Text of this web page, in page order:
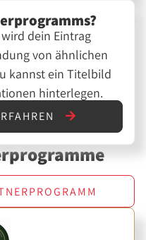
dein Eintrag
von ähnlichen
kannst ein Titelbild
hinterlegen.